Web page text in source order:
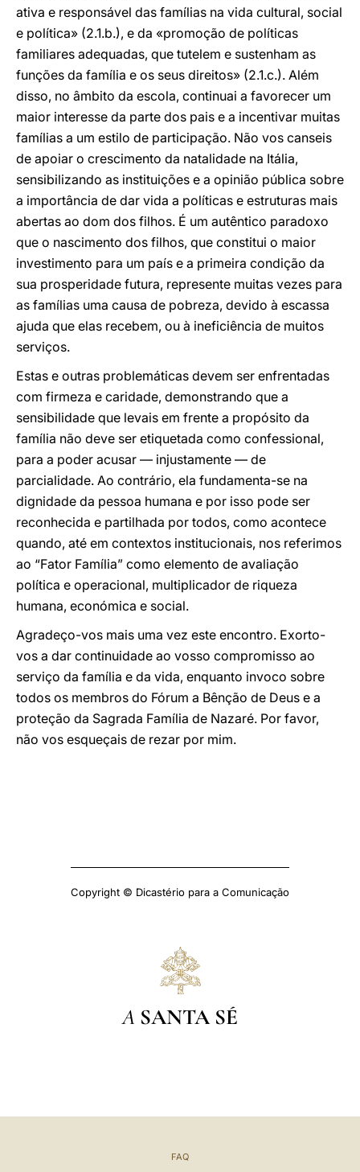
ativa e responsável das famílias na vida cultural, social
e política» (2.1.b.), e da «promoção de políticas
familiares adequadas, que tutelem e sustenham as
funções da família e os seus direitos» (2.1.c.). Além
disso, no âmbito da escola, continuai a favorecer um
maior interesse da parte dos pais e a incentivar muitas
famílias a um estilo de participação. Não vos canseis
de apoiar o crescimento da natalidade na Itália,
sensibilizando as instituições e a opinião pública sobre
a importância de dar vida a políticas e estruturas mais
abertas ao dom dos filhos. É um autêntico paradoxo
que o nascimento dos filhos, que constitui o maior
investimento para um país e a primeira condição da
sua prosperidade futura, represente muitas vezes para
as famílias uma causa de pobreza, devido à escassa
ajuda que elas recebem, ou à ineficiência de muitos
serviços.
Estas e outras problemáticas devem ser enfrentadas
com firmeza e caridade, demonstrando que a
sensibilidade que levais em frente a propósito da
família não deve ser etiquetada como confessional,
para a poder acusar — injustamente — de
parcialidade. Ao contrário, ela fundamenta-se na
dignidade da pessoa humana e por isso pode ser
reconhecida e partilhada por todos, como acontece
quando, até em contextos institucionais, nos referimos
ao “Fator Família” como elemento de avaliação
política e operacional, multiplicador de riqueza
humana, económica e social.
Agradeço-vos mais uma vez este encontro. Exorto-
vos a dar continuidade ao vosso compromisso ao
serviço da família e da vida, enquanto invoco sobre
todos os membros do Fórum a Bênção de Deus e a
proteção da Sagrada Família de Nazaré. Por favor,
não vos esqueçais de rezar por mim.
Copyright © Dicastério para a Comunicação
A SANTA SÉ
FAQ